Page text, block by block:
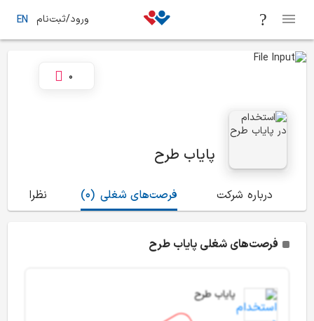
ورود/ثبت‌نام EN
پایاب طرح
0
درباره شرکت (0) فرصت‌های شغلی نظرات
فرصت‌های شغلی پایاب طرح
پایاب طرح